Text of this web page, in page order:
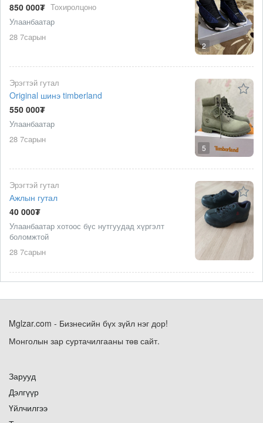
2
850 000₮ Тохиролцоно
Улаанбаатар
28 7сарын
5
Эрэгтэй гутал
Original шинэ timberland
550 000₮
Улаанбаатар
28 7сарын
Эрэгтэй гутал
Ажлын гутал
40 000₮
Улаанбаатар хотоос бүс нутгуудад хүргэлт
боломжтой
28 7сарын
Mglzar.com - Бизнесийн бүх зүйл нэг дор!
Монголын зар суртачилгааны төв сайт.
Зарууд
Дэлгүүр
Үйлчилгээ